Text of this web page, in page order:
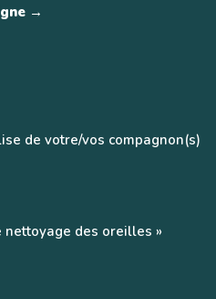
→
de votre/vos compagnon(s)
nettoyage des oreilles »